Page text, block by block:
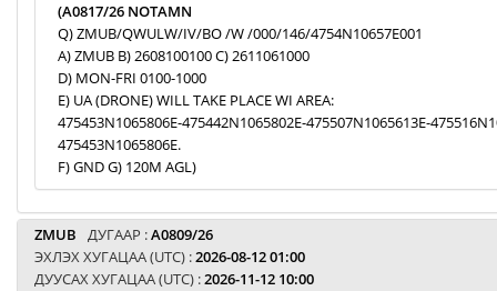
(A0817/26 NOTAMN
Q) ZMUB/QWULW/IV/BO /W /000/146/4754N10657E001
A) ZMUB B) 2608100100 C) 2611061000
D) MON-FRI 0100-1000
E) UA (DRONE) WILL TAKE PLACE WI AREA:
475453N1065806E-475442N1065802E-475507N1065613E-
475453N1065806E.
F) GND G) 120M AGL)
ZMUB ДУГААР :A0809/26
ЭХЛЭХ ХУГАЦАА (UTC) :2026-08-12 01:00
ДУУСАХ ХУГАЦАА (UTC) :2026-11-12 10:00